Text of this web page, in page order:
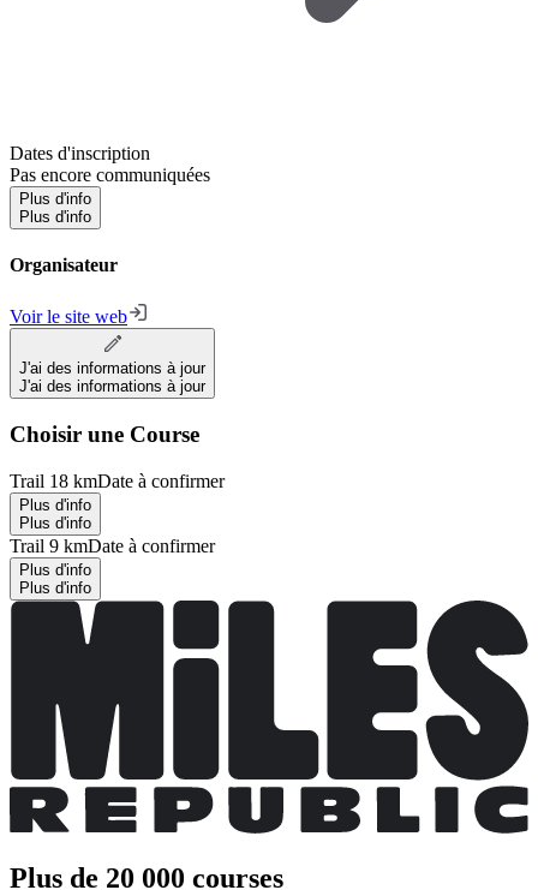
Dates d'inscription
Pas encore communiquées
Plus d'info
Plus d'info
Organisateur
Voir le site web
J'ai des informations à jour
J'ai des informations à jour
Choisir une Course
Trail 18 kmDate à confirmer
Plus d'info
Plus d'info
Trail 9 kmDate à confirmer
Plus d'info
Plus d'info
Plus de 20 000 courses